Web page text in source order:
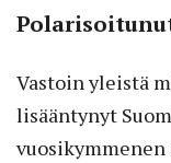
Vastoin yleistä
lisääntynyt
vuosikymmenen